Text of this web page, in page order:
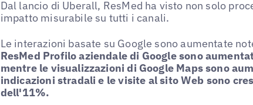
Dal lancio di Uberall, ResMed ha visto non solo
impatto misurabile su tutti i canali.
Le interazioni basate su Google sono aumentate
ResMed Profilo aziendale di Google sono
mentre le visualizzazioni di Google Maps sono
indicazioni stradali e le visite al sito Web sono
dell'11%.